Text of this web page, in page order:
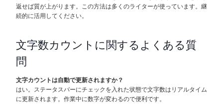
返せば質が上がります。この方法は多くのライターが使っています。継
続的に活用してください。
文字数カウントに関するよくある質
問
文字カウントは自動で更新されますか？
はい。ステータスバーにチェックを入れた状態で文字数はリアルタイム
に更新されます。作業中に数字が変わるので便利です。